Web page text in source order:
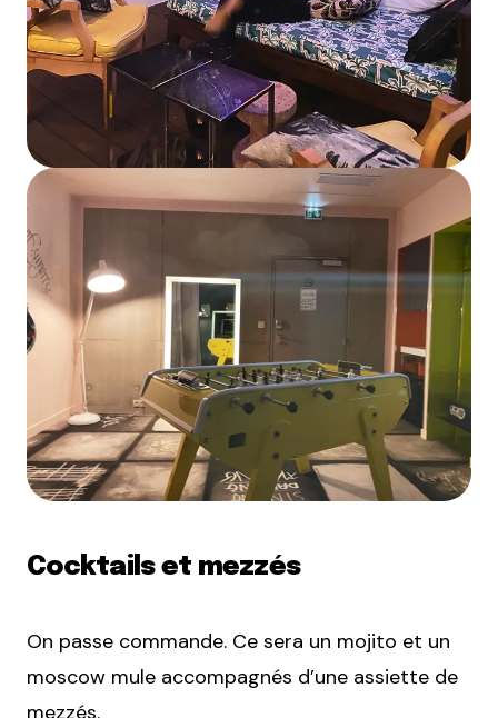
Cocktails et mezzés
On passe commande. Ce sera un mojito et un
moscow mule accompagnés d’une assiette de